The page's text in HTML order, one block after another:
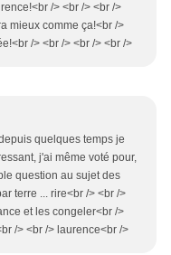
/> <br /> <br />
mieux comme ça!<br />
/> <br /> <br /> <br />
quelques temps je
j'ai même voté pour,
question au sujet des
terre ... rire<br /> <br />
et les congeler<br />
/> <br /> laurence<br />